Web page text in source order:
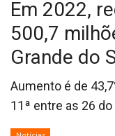
LOGIN
CADASTRAR
CADERNO S
JORNAL DIGITAL
Em 2022,
500,7
Grande do
Aumento é de
11ª entre as 26